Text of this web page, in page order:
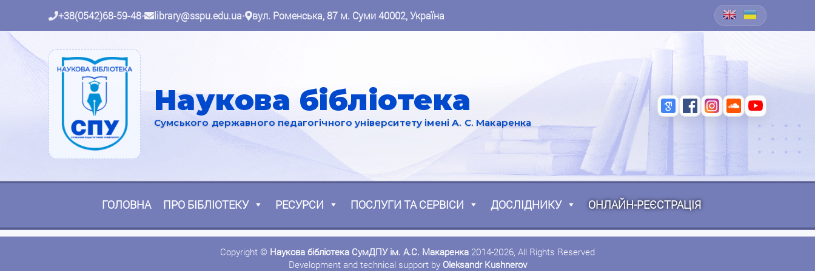
+38(0542)68-59-48• library@sspu.edu.ua• вул. Роменська, 87 м. Суми 40002, Україна
Наукова бібліотека
Сумського державного педагогічного університету імені А. С. Макаренка
ГОЛОВНА ПРО БІБЛІОТЕКУ РЕСУРСИ ПОСЛУГИ ТА СЕРВІСИ ДОСЛІДНИКУ ОНЛАЙН-РЕЄСТРАЦІЯ
Copyright © Наукова бібліотека СумДПУ ім. А.С. Макаренка 2014-2026, All Rights Reserved
Development and technical support by Oleksandr Kushnerov